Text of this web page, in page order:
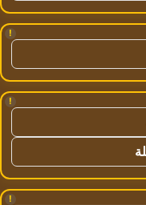
!
!
!